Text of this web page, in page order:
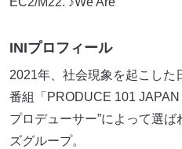
INIプロフィール
2021年、社会現象を起こした
番組「PRODUCE 101
プロデューサー”によって選
ズグループ。